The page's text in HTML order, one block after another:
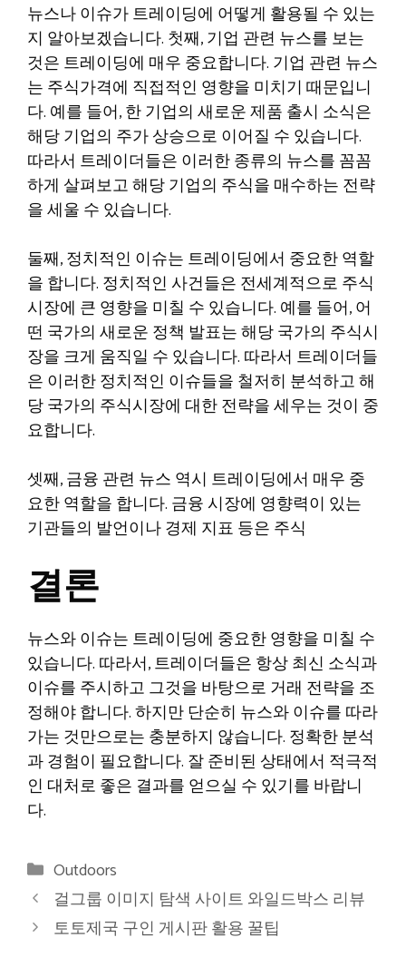
뉴스나 이슈가 트레이딩에 어떻게 활용될 수 있는
지 알아보겠습니다. 첫째, 기업 관련 뉴스를 보는
것은 트레이딩에 매우 중요합니다. 기업 관련 뉴스
는 주식가격에 직접적인 영향을 미치기 때문입니
다. 예를 들어, 한 기업의 새로운 제품 출시 소식은
해당 기업의 주가 상승으로 이어질 수 있습니다.
따라서 트레이더들은 이러한 종류의 뉴스를 꼼꼼
하게 살펴보고 해당 기업의 주식을 매수하는 전략
을 세울 수 있습니다.
둘째, 정치적인 이슈는 트레이딩에서 중요한 역할
을 합니다. 정치적인 사건들은 전세계적으로 주식
시장에 큰 영향을 미칠 수 있습니다. 예를 들어, 어
떤 국가의 새로운 정책 발표는 해당 국가의 주식시
장을 크게 움직일 수 있습니다. 따라서 트레이더들
은 이러한 정치적인 이슈들을 철저히 분석하고 해
당 국가의 주식시장에 대한 전략을 세우는 것이 중
요합니다.
셋째, 금융 관련 뉴스 역시 트레이딩에서 매우 중
요한 역할을 합니다. 금융 시장에 영향력이 있는
기관들의 발언이나 경제 지표 등은 주식
결론
뉴스와 이슈는 트레이딩에 중요한 영향을 미칠 수
있습니다. 따라서, 트레이더들은 항상 최신 소식과
이슈를 주시하고 그것을 바탕으로 거래 전략을 조
정해야 합니다. 하지만 단순히 뉴스와 이슈를 따라
가는 것만으로는 충분하지 않습니다. 정확한 분석
과 경험이 필요합니다. 잘 준비된 상태에서 적극적
인 대처로 좋은 결과를 얻으실 수 있기를 바랍니
다.
Categories
Outdoors
걸그룹 이미지 탐색 사이트 와일드박스 리뷰
토토제국 구인 게시판 활용 꿀팁